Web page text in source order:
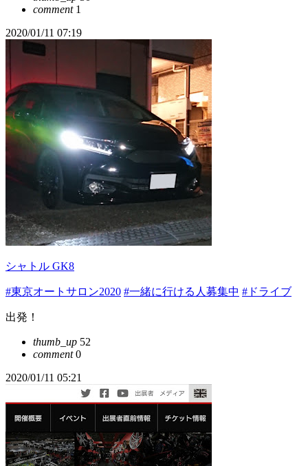
comment1
2020/01/11 07:19
シャトル GK8
#東京オートサロン2020 #一緒に行ける人募集中 #ドライブ
出発！
thumb_up 52
comment0
2020/01/11 05:21